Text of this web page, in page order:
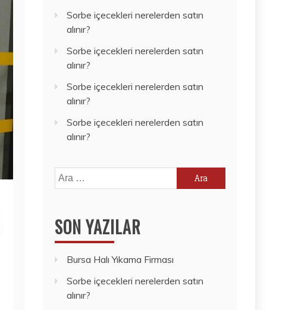
Sorbe içecekleri nerelerden satın
alınır?
Sorbe içecekleri nerelerden satın
alınır?
Sorbe içecekleri nerelerden satın
alınır?
Sorbe içecekleri nerelerden satın
alınır?
Arama:
SON YAZILAR
Bursa Halı Yıkama Firması
Sorbe içecekleri nerelerden satın
alınır?